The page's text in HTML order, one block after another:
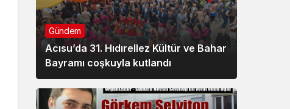
Gündem
Acısu’da 31. Hıdırellez Kültür ve Bahar
Bayramı coşkuyla kutlandı